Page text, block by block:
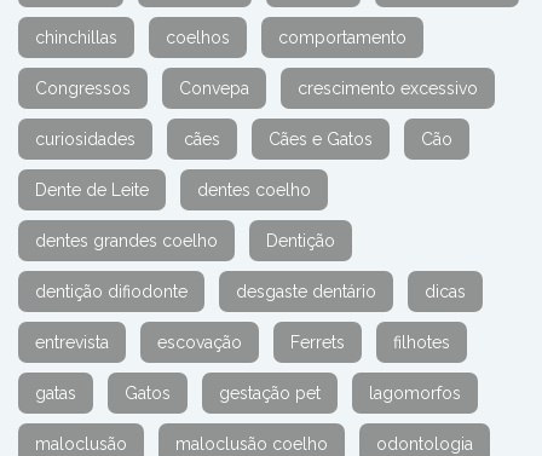
chinchillas coelhos comportamento
Congressos Convepa crescimento excessivo
curiosidades cães Cães e Gatos Cão
Dente de Leite dentes coelho
dentes grandes coelho Dentição
dentição difiodonte desgaste dentário dicas
entrevista escovação Ferrets filhotes
gatas Gatos gestação pet lagomorfos
maloclusão maloclusão coelho odontologia